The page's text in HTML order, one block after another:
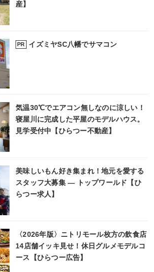
産】
PR イズミヤSC八幡でサマコン
気温30℃でエアコン無しなのに涼しい！
寝屋川に完成した平屋のモデルハウス。
見学受付中【ひらつー不動産】
美味しいもん好き集まれ！地元を愛する
スタッフ大募集 ― トップワールド【ひ
らつー求人】
〈2026年版〉ニトリモール枚方の飲食店
14店舗イッキ見せ！休日グルメモデルコ
ース【ひらつー広告】